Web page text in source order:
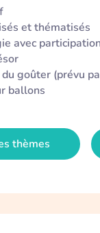
et thématisés
avec
goûter (prévu
ballons
thèmes